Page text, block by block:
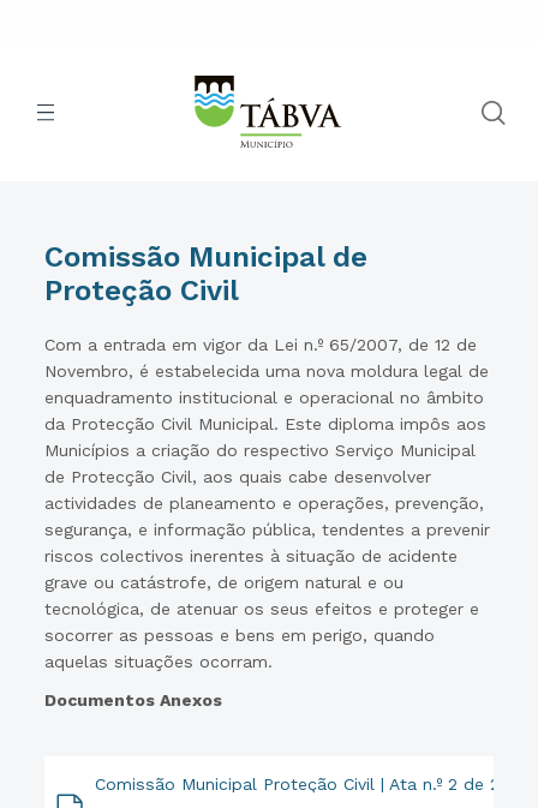
Comissão Municipal de
Proteção Civil
Com a entrada em vigor da Lei n.º 65/2007, de 12 de
Novembro, é estabelecida uma nova moldura legal de
enquadramento institucional e operacional no âmbito
da Protecção Civil Municipal. Este diploma impôs aos
Municípios a criação do respectivo Serviço Municipal
de Protecção Civil, aos quais cabe desenvolver
actividades de planeamento e operações, prevenção,
segurança, e informação pública, tendentes a prevenir
riscos colectivos inerentes à situação de acidente
grave ou catástrofe, de origem natural e ou
tecnológica, de atenuar os seus efeitos e proteger e
socorrer as pessoas e bens em perigo, quando
aquelas situações ocorram.
Documentos Anexos
Comissão Municipal Proteção Civil | Ata n.º 2 de 23